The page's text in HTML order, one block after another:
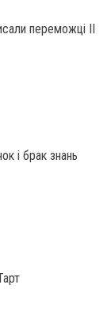
переможці ІІ
і брак знань